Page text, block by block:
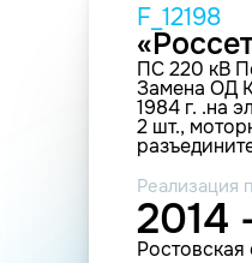
F_12198
ПС 220 кВ
Замена ОД
1984 г. .на
2 шт.,
Реализация
2014
Ростовская